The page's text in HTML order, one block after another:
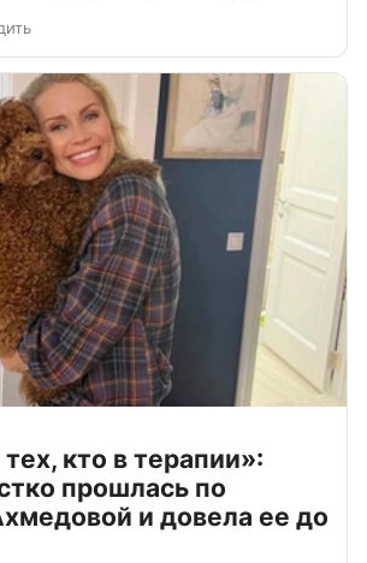
кто в терапии»:
прошлась по
и довела ее до